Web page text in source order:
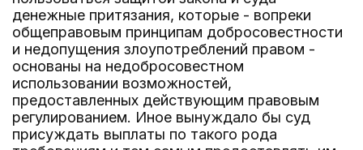
денежные притязания, которые - вопреки
общеправовым принципам добросовестности
и недопущения злоупотреблений правом -
основаны на недобросовестном
использовании возможностей,
предоставленных действующим правовым
регулированием. Иное вынуждало бы суд
присуждать выплаты по такого рода